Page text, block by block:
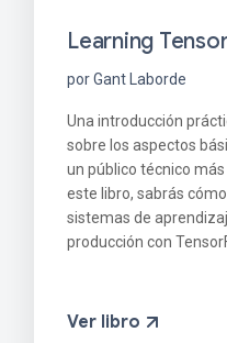
Learning
por Gant Laborde
Una introducción
sobre los aspectos
un público técnico
este libro, sabrás
sistemas de
producción con
Ver libro